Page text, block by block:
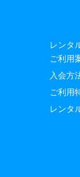
レンタ
ご利用
入会方
ご利用
レンタ